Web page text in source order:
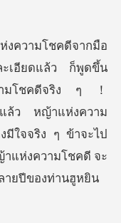
มโชคดีจริง ๆ ！
แล้ว หญ้าแห่งความ
มีใจจริง ๆ ข